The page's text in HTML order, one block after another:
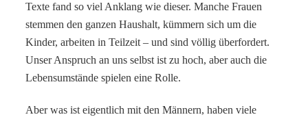
Texte fand so viel Anklang wie dieser. Manche Frauen
stemmen den ganzen Haushalt, kümmern sich um die
Kinder, arbeiten in Teilzeit – und sind völlig überfordert.
Unser Anspruch an uns selbst ist zu hoch, aber auch die
Lebensumstände spielen eine Rolle.
Aber was ist eigentlich mit den Männern, haben viele